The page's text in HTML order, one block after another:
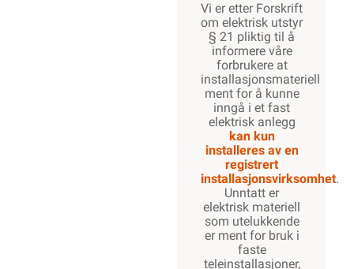
Vi er etter Forskrift
om elektrisk utstyr
§ 21 pliktig til å
informere våre
forbrukere at
installasjonsmateriell
ment for å kunne
inngå i et fast
elektrisk anlegg
kan kun
installeres av en
registrert
installasjonsvirksomhet.
Unntatt er
elektrisk materiell
som utelukkende
er ment for bruk i
faste
teleinstallasjoner,